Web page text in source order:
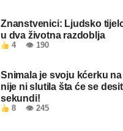
Znanstvenici: Ljudsko
u dva životna razdoblja
4 👁 190
Snimala je svoju kćerku na
nije ni slutila šta će se
sekundi!
8 👁 245